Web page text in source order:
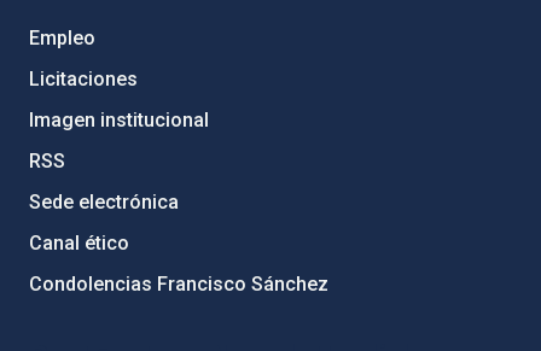
Empleo
Licitaciones
Imagen institucional
RSS
Sede electrónica
Canal ético
Condolencias Francisco Sánchez